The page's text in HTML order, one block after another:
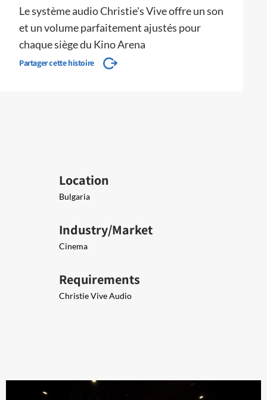
Le système audio Christie's Vive offre un son
et un volume parfaitement ajustés pour
chaque siège du Kino Arena
Partager cette histoire
Location
Bulgaria
Industry/Market
Cinema
Requirements
Christie Vive Audio